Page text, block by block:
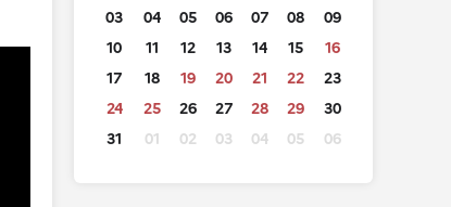
03
04 05 06 07 08
09
10
11 12 13 14 15
16
17
18 19 20 21 22
23
24
25 26 27 28 29
30
31
01 02 03 04 05 06